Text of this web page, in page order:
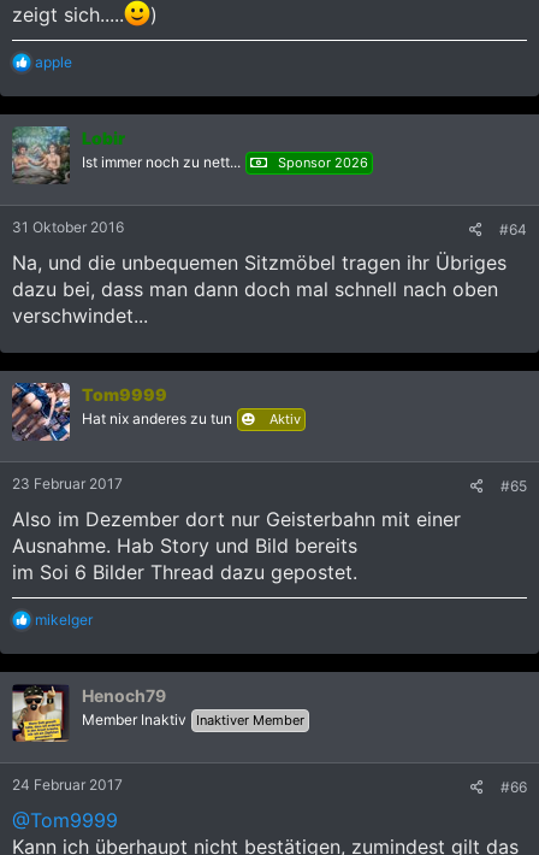
zeigt sich..... )
R
a
k
t
i
o
n
apple
Lobir
Ist immer noch zu nett... Sponsor 2026
31 Oktober 2016 #64
Na, und die unbequemen Sitzmöbel tragen ihr Übriges
dazu bei, dass man dann doch mal schnell nach oben
verschwindet...
Tom9999
Hat nix anderes zu tun Aktiv
23 Februar 2017 #65
Also im Dezember dort nur Geisterbahn mit einer
Ausnahme. Hab Story und Bild bereits
im Soi 6 Bilder Thread dazu gepostet.
R
a
k
t
i
o
n
:
mikelger
Henoch79
Member Inaktiv Inaktiver Member
24 Februar 2017 #66
@Tom9999
Kann ich überhaupt nicht bestätigen, zumindest gilt das